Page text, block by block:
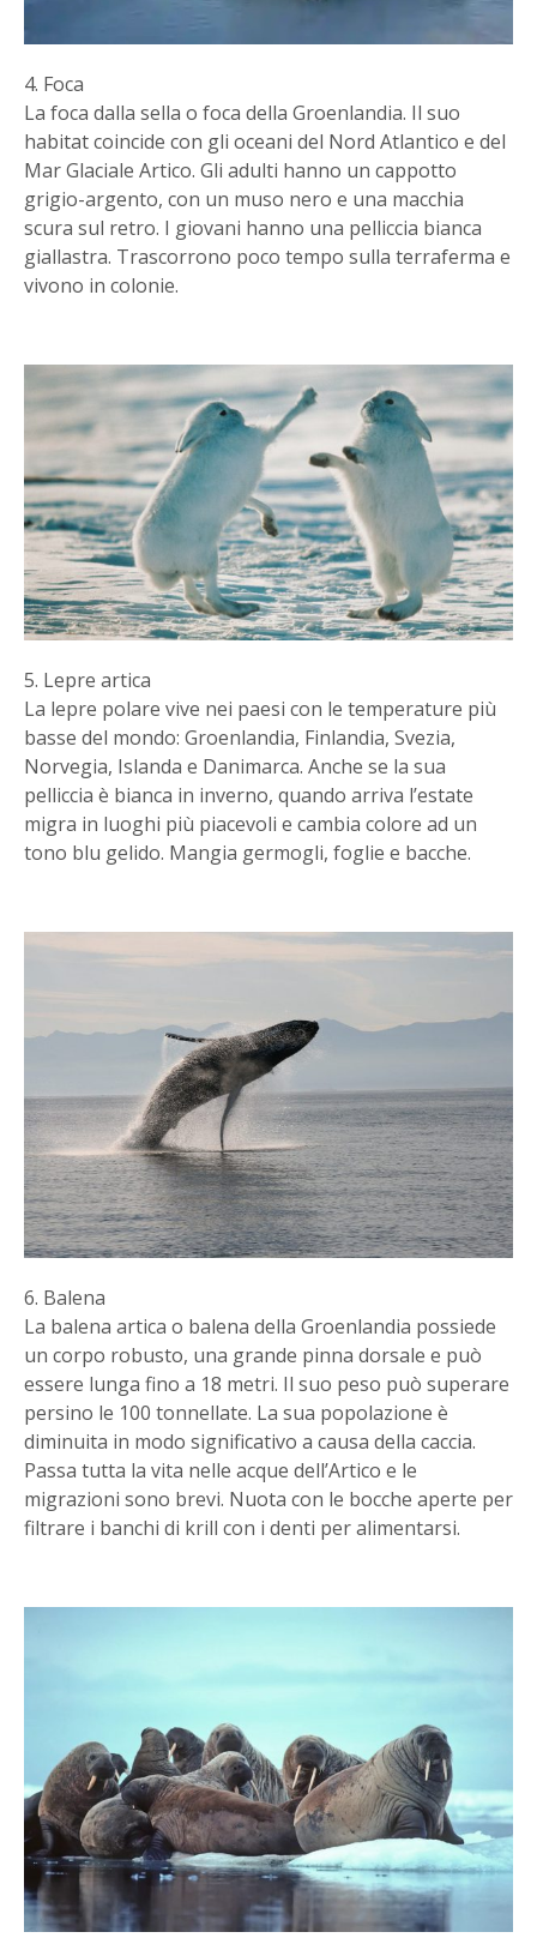
4. Foca
La foca dalla sella o foca della Groenlandia. Il suo
habitat coincide con gli oceani del Nord Atlantico e del
Mar Glaciale Artico. Gli adulti hanno un cappotto
grigio-argento, con un muso nero e una macchia
scura sul retro. I giovani hanno una pelliccia bianca
giallastra. Trascorrono poco tempo sulla terraferma e
vivono in colonie.
5. Lepre artica
La lepre polare vive nei paesi con le temperature più
basse del mondo: Groenlandia, Finlandia, Svezia,
Norvegia, Islanda e Danimarca. Anche se la sua
pelliccia è bianca in inverno, quando arriva l’estate
migra in luoghi più piacevoli e cambia colore ad un
tono blu gelido. Mangia germogli, foglie e bacche.
6. Balena
La balena artica o balena della Groenlandia possiede
un corpo robusto, una grande pinna dorsale e può
essere lunga fino a 18 metri. Il suo peso può superare
persino le 100 tonnellate. La sua popolazione è
diminuita in modo significativo a causa della caccia.
Passa tutta la vita nelle acque dell’Artico e le
migrazioni sono brevi. Nuota con le bocche aperte per
filtrare i banchi di krill con i denti per alimentarsi.